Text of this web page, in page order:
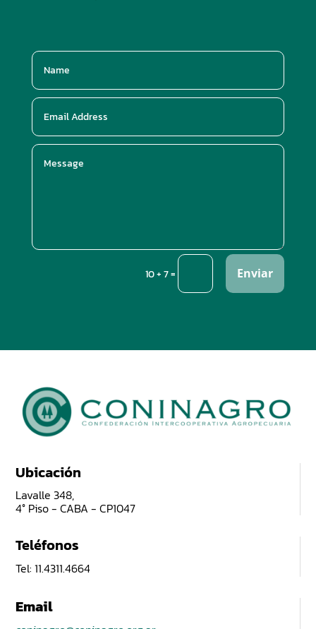
10 + 7= Enviar
Ubicación
Lavalle 348,
4° Piso - CABA - CP1047
Teléfonos
Tel: 11.4311.4664
Email